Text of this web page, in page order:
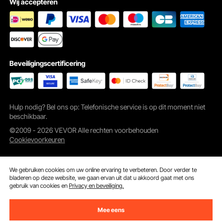
Makkelijk te installeren
Deze kit biedt de snelle respons van drie-draai-besturing en eenvoudige
installatie met een gereedschapsloze kabelaansluiting aan het roer.
Beveiligingscertificering
Hulp nodig? Bel ons op: Telefonische service is op dit moment niet
beschikbaar.
©2009 - 2026 VEVOR Alle rechten voorbehouden
Cookievoorkeuren
We gebruiken cookies om uw online ervaring te verbeteren. Door verder te
bladeren op deze website, we gaan ervan uit dat u akkoord gaat met ons
gebruik van cookies enPrivacy en beveiliging.
Mee eens